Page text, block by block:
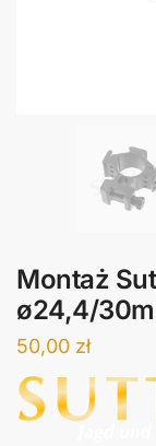
Montaż
ø24,4/
50,00 zł